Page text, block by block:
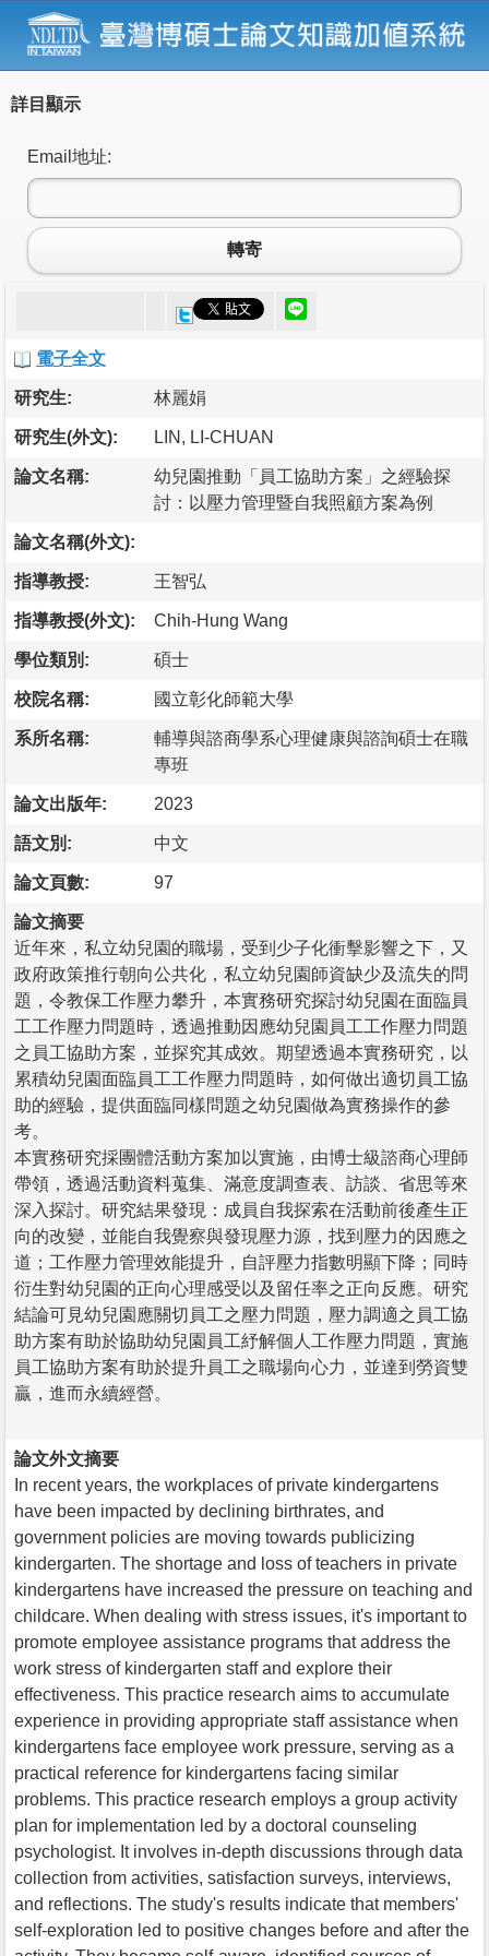
詳目顯示
Email地址:
轉寄
電子全文
研究生: 林麗娟
研究生(外文): LIN, LI-CHUAN
論文名稱:
幼兒園推動「員工協助方案」之經驗探
討：以壓力管理暨自我照顧方案為例
論文名稱(外文):
指導教授: 王智弘
指導教授(外文): Chih-Hung Wang
學位類別: 碩士
校院名稱: 國立彰化師範大學
系所名稱:
輔導與諮商學系心理健康與諮詢碩士在職
專班
論文出版年: 2023
語文別: 中文
論文頁數: 97
論文摘要
近年來，私立幼兒園的職場，受到少子化衝擊影響之下，又
政府政策推行朝向公共化，私立幼兒園師資缺少及流失的問
題，令教保工作壓力攀升，本實務研究探討幼兒園在面臨員
工工作壓力問題時，透過推動因應幼兒園員工工作壓力問題
之員工協助方案，並探究其成效。期望透過本實務研究，以
累積幼兒園面臨員工工作壓力問題時，如何做出適切員工協
助的經驗，提供面臨同樣問題之幼兒園做為實務操作的參
考。
本實務研究採團體活動方案加以實施，由博士級諮商心理師
帶領，透過活動資料蒐集、滿意度調查表、訪談、省思等來
深入探討。研究結果發現：成員自我探索在活動前後產生正
向的改變，並能自我覺察與發現壓力源，找到壓力的因應之
道；工作壓力管理效能提升，自評壓力指數明顯下降；同時
衍生對幼兒園的正向心理感受以及留任率之正向反應。研究
結論可見幼兒園應關切員工之壓力問題，壓力調適之員工協
助方案有助於協助幼兒園員工紓解個人工作壓力問題，實施
員工協助方案有助於提升員工之職場向心力，並達到勞資雙
贏，進而永續經營。
論文外文摘要
In recent years, the workplaces of private kindergartens
have been impacted by declining birthrates, and
government policies are moving towards publicizing
kindergarten. The shortage and loss of teachers in private
kindergartens have increased the pressure on teaching and
childcare. When dealing with stress issues, it's important to
promote employee assistance programs that address the
work stress of kindergarten staff and explore their
effectiveness. This practice research aims to accumulate
experience in providing appropriate staff assistance when
kindergartens face employee work pressure, serving as a
practical reference for kindergartens facing similar
problems. This practice research employs a group activity
plan for implementation led by a doctoral counseling
psychologist. It involves in-depth discussions through data
collection from activities, satisfaction surveys, interviews,
and reflections. The study's results indicate that members'
self-exploration led to positive changes before and after the